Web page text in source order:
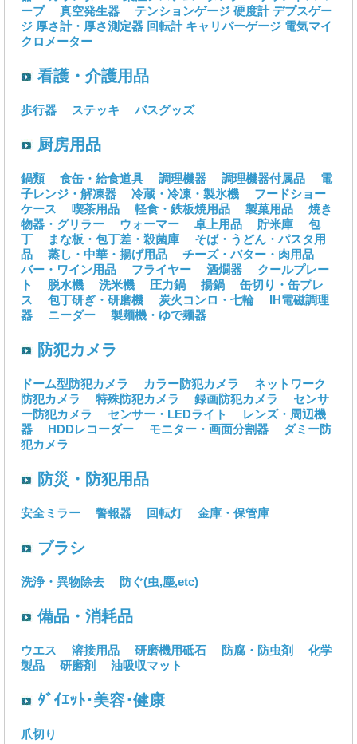
ープ
真空発生器 テンションゲージ 硬度計 デプスゲー
ジ 厚さ計・厚さ測定器 回転計 キャリパーゲージ 電気マイ
クロメーター
看護・介護用品
歩行器 ステッキ バスグッズ
厨房用品
鍋類 食缶・給食道具 調理機器 調理機器付属品
電
子レンジ・解凍器
冷蔵・冷凍・製氷機
フードショー
ケース
喫茶用品 軽食・鉄板焼用品 製菓用品
焼き
物器・グリラー
ウォーマー 卓上用品 貯米庫
包
丁
まな板・包丁差・殺菌庫
そば・うどん・パスタ用
品
蒸し・中華・揚げ用品
チーズ・バター・肉用品
バー・ワイン用品
フライヤー 酒燗器
クールプレー
ト
脱水機 洗米機 圧力鍋 揚鍋
缶切り・缶プレ
ス
包丁研ぎ・研磨機 炭火コンロ・七輪
IH電磁調理
器
ニーダー 製麺機・ゆで麺器
防犯カメラ
ドーム型防犯カメラ カラー防犯カメラ
ネットワーク
防犯カメラ
特殊防犯カメラ 録画防犯カメラ
センサ
ー防犯カメラ
センサー・LEDライト
レンズ・周辺機
器
HDDレコーダー モニター・画面分割器
ダミー防
犯カメラ
防災・防犯用品
安全ミラー 警報器 回転灯 金庫・保管庫
ブラシ
洗浄・異物除去 防ぐ(虫,塵,etc)
備品・消耗品
ウエス 溶接用品 研磨機用砥石 防腐・防虫剤
化学
製品
研磨剤 油吸収マット
ﾀﾞｲｴｯﾄ･美容･健康
爪切り